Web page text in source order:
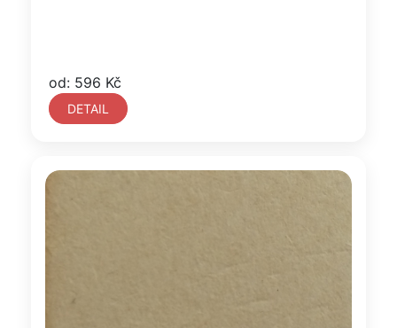
od: 596 Kč
DETAIL